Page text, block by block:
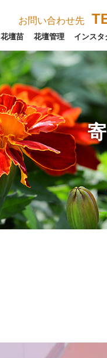
お問い合わせ先
花壇苗 花壇管理 インスタ